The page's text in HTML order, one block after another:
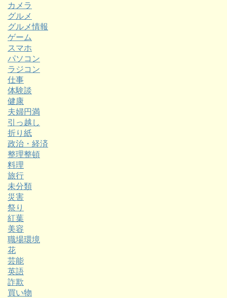
カメラ
グルメ
グルメ情報
ゲーム
スマホ
パソコン
ラジコン
仕事
体験談
健康
夫婦円満
引っ越し
折り紙
政治・経済
整理整頓
料理
旅行
未分類
災害
祭り
紅葉
美容
職場環境
花
芸能
英語
詐欺
買い物